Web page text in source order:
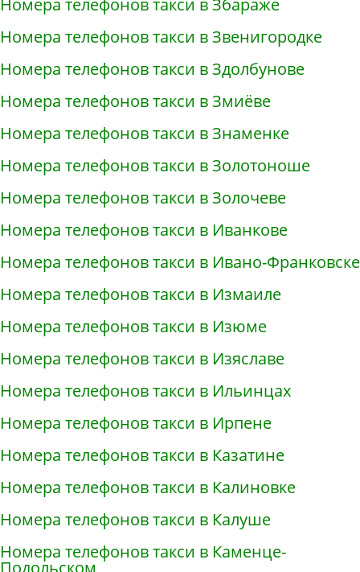
Номера телефонов такси в Збараже
Номера телефонов такси в Звенигородке
Номера телефонов такси в Здолбунове
Номера телефонов такси в Змиёве
Номера телефонов такси в Знаменке
Номера телефонов такси в Золотоноше
Номера телефонов такси в Золочеве
Номера телефонов такси в Иванкове
Номера телефонов такси в Ивано-Франковске
Номера телефонов такси в Измаиле
Номера телефонов такси в Изюме
Номера телефонов такси в Изяславе
Номера телефонов такси в Ильинцах
Номера телефонов такси в Ирпене
Номера телефонов такси в Казатине
Номера телефонов такси в Калиновке
Номера телефонов такси в Калуше
Номера телефонов такси в Каменце-
Подольском